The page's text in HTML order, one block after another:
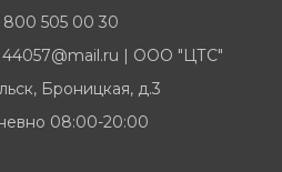
800 505 00 30
44057@mail.ru | ООО "ЦТС"
Броницкая, д.3
08:00-20:00